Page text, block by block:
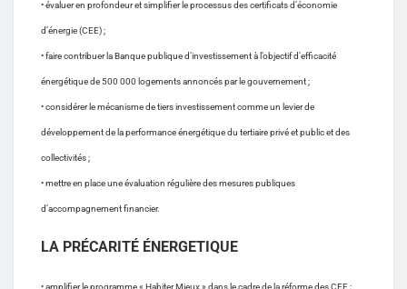
• évaluer en profondeur et simplifier le processus des certificats d’économie
d’énergie (CEE) ;
• faire contribuer la Banque publique d’investissement à l’objectif d’efficacité
énergétique de 500 000 logements annoncés par le gouvernement ;
• considérer le mécanisme de tiers investissement comme un levier de
développement de la performance énergétique du tertiaire privé et public et des
collectivités ;
• mettre en place une évaluation régulière des mesures publiques
d’accompagnement financier.
LA PRÉCARITÉ ÉNERGETIQUE
• amplifier le programme « Habiter Mieux » dans le cadre de la réforme des CEE ;